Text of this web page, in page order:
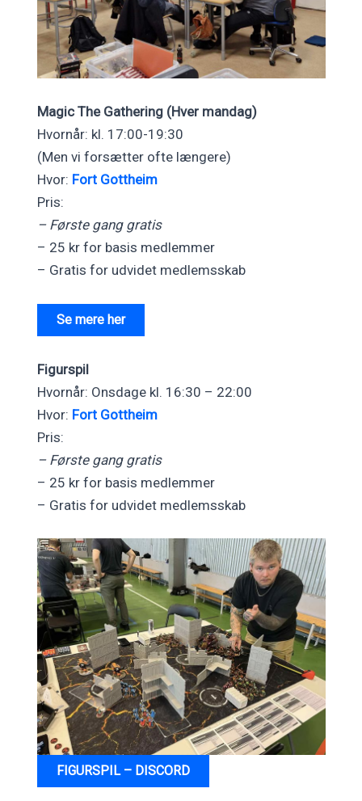
Magic The Gathering (Hver mandag)
Hvornår: kl. 17:00-19:30
(Men vi forsætter ofte længere)
Hvor: Fort Gottheim
Pris:
– Første gang gratis
– 25 kr for basis medlemmer
– Gratis for udvidet medlemsskab
Se mere her
Figurspil
Hvornår: Onsdage kl. 16:30 – 22:00
Hvor: Fort Gottheim
Pris:
– Første gang gratis
– 25 kr for basis medlemmer
– Gratis for udvidet medlemsskab
FIGURSPIL – DISCORD